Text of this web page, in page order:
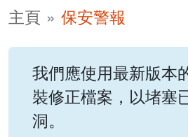
主頁 保安警報
我們應使用最新版本
裝修正檔案，以堵塞
洞。